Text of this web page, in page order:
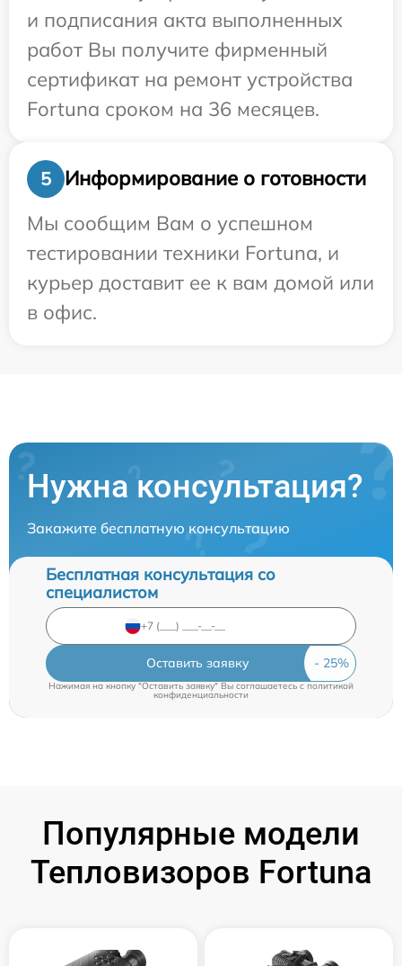
и подписания акта выполненных
работ Вы получите фирменный
сертификат на ремонт устройства
Fortuna сроком на 36 месяцев.
5
Информирование о готовности
Мы сообщим Вам о успешном
тестировании техники Fortuna, и
курьер доставит ее к вам домой или
в офис.
Нужна консультация?
Закажите бесплатную консультацию
Бесплатная консультация со
специалистом
Оставить заявку
Нажимая на кнопку "Оставить заявку" Вы соглашаетесь cполитикой
конфиденциальности
Популярные модели
Тепловизоров Fortuna